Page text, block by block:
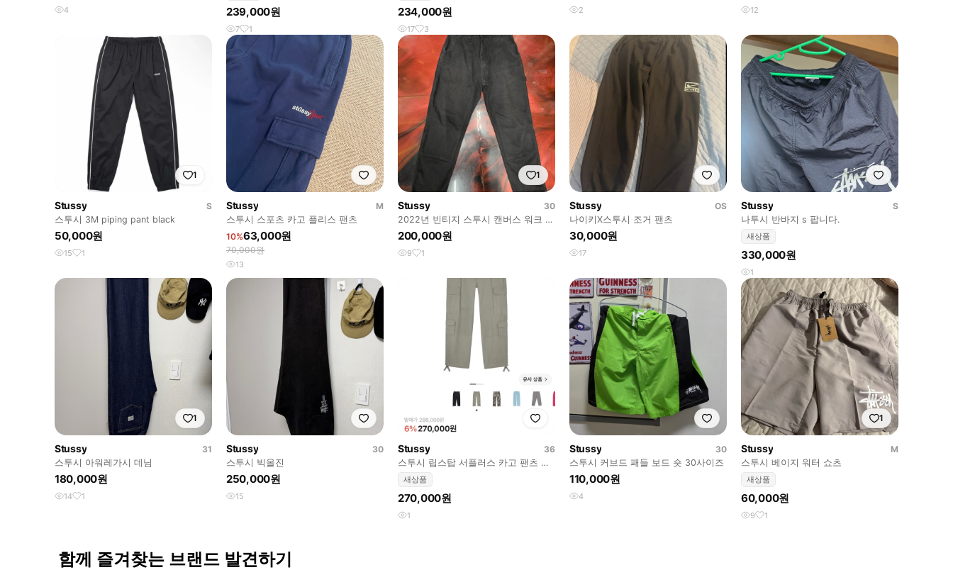
4 239,000원
7 1
234,000원
17 3
2 12
1
Stussy
S
스투시 3M piping pant black
50,000원
15 1
Stussy
M
스투시 스포츠 카고 플리스 팬츠
10%63,000원
70,000원
13
1
Stussy
30
2022년 빈티지 스투시 캔버스 워크 팬
츠
200,000원
9 1
Stussy
OS
나이키X스투시 조거 팬츠
30,000원
17
Stussy
S
나투시 반바지 s 팝니다.
새상품
330,000원
1
1
Stussy
31
스투시 아워레가시 데님
180,000원
14 1
Stussy
30
스투시 빅올진
250,000원
15
Stussy
36
스투시 립스탑 서플러스 카고 팬츠 올
리브 36
새상품
270,000원
1
Stussy
30
스투시 커브드 패들 보드 숏 30사이즈
110,000원
4
1
Stussy
M
스투시 베이지 워터 쇼츠
새상품
60,000원
9 1
함께 즐겨찾는 브랜드 발견하기